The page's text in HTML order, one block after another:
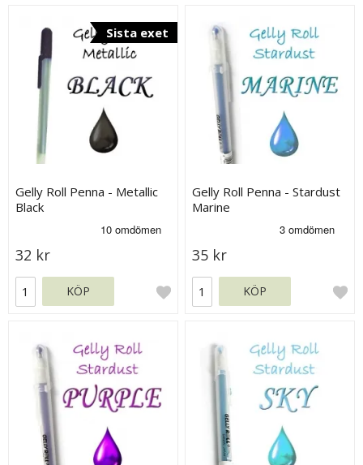
Sista exet
Gelly Roll Penna - Metallic
Black
32 kr
KÖP
Gelly Roll Penna - Stardust
Marine
35 kr
KÖP